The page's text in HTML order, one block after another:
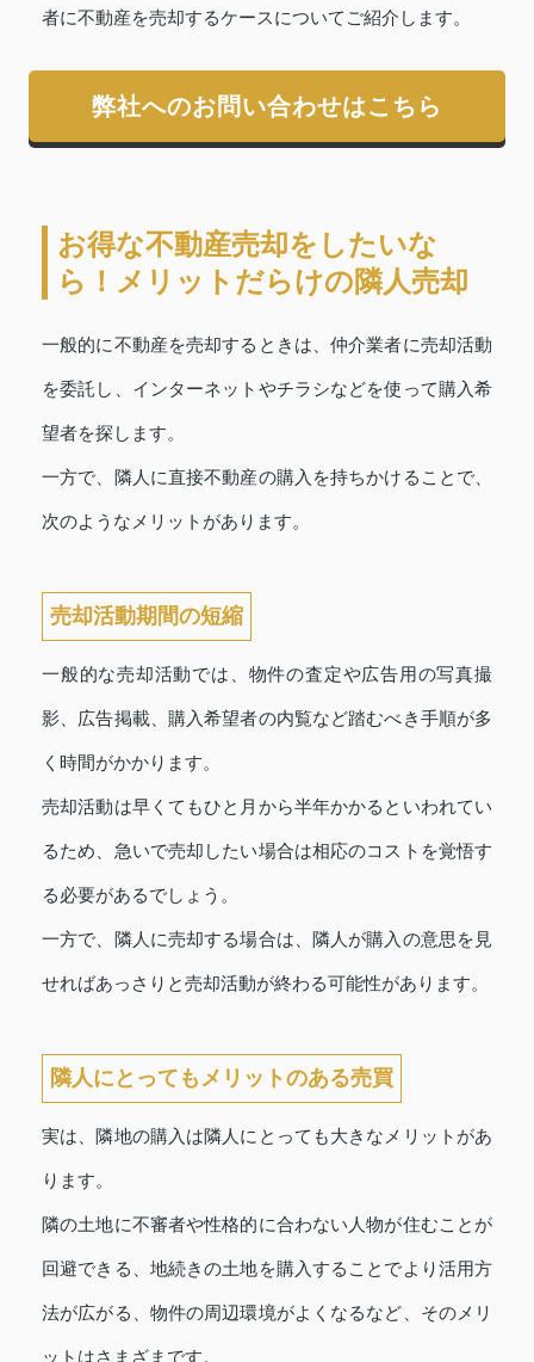
者に不動産を売却するケースについてご紹介します。
弊社へのお問い合わせはこちら
お得な不動産売却をしたいな
ら！メリットだらけの隣人売却
一般的に不動産を売却するときは、仲介業者に売却活動
を委託し、インターネットやチラシなどを使って購入希
望者を探します。
一方で、隣人に直接不動産の購入を持ちかけることで、
次のようなメリットがあります。
売却活動期間の短縮
一般的な売却活動では、物件の査定や広告用の写真撮
影、広告掲載、購入希望者の内覧など踏むべき手順が多
く時間がかかります。
売却活動は早くてもひと月から半年かかるといわれてい
るため、急いで売却したい場合は相応のコストを覚悟す
る必要があるでしょう。
一方で、隣人に売却する場合は、隣人が購入の意思を見
せればあっさりと売却活動が終わる可能性があります。
隣人にとってもメリットのある売買
実は、隣地の購入は隣人にとっても大きなメリットがあ
ります。
隣の土地に不審者や性格的に合わない人物が住むことが
回避できる、地続きの土地を購入することでより活用方
法が広がる、物件の周辺環境がよくなるなど、そのメリ
ットはさまざまです。